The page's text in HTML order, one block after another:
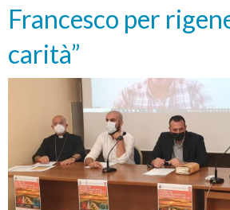
Francesco per
carità”